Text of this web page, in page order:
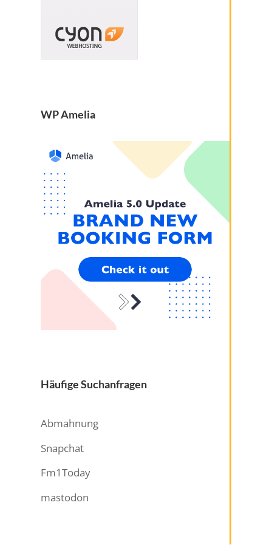
WP Amelia
Häufige Suchanfragen
Abmahnung
Snapchat
Fm1Today
mastodon